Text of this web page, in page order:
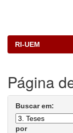
RI-UEM
Página
Buscar em:
por